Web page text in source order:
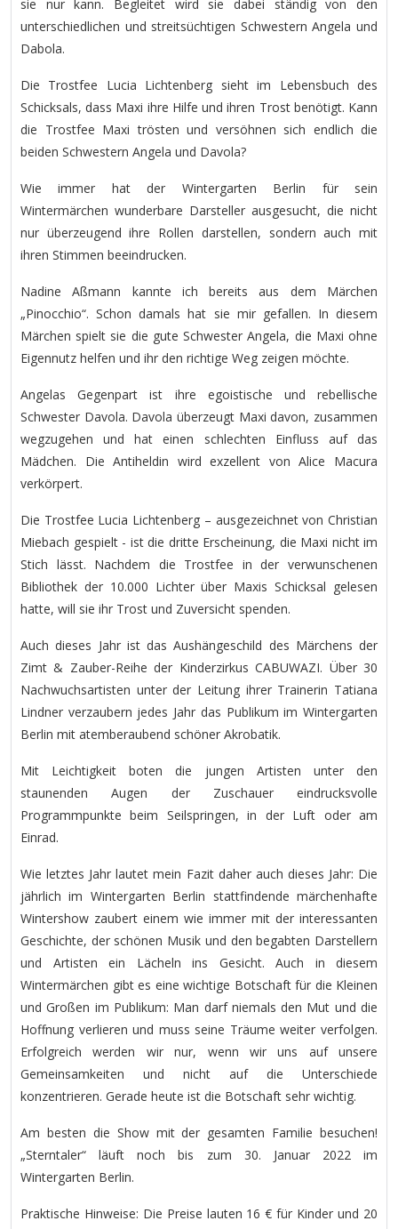
sie nur kann. Begleitet wird sie dabei ständig von den
unterschiedlichen und streitsüchtigen Schwestern Angela und
Dabola.
Die Trostfee Lucia Lichtenberg sieht im Lebensbuch des
Schicksals, dass Maxi ihre Hilfe und ihren Trost benötigt. Kann
die Trostfee Maxi trösten und versöhnen sich endlich die
beiden Schwestern Angela und Davola?
Wie immer hat der Wintergarten Berlin für sein
Wintermärchen wunderbare Darsteller ausgesucht, die nicht
nur überzeugend ihre Rollen darstellen, sondern auch mit
ihren Stimmen beeindrucken.
Nadine Aßmann kannte ich bereits aus dem Märchen
„Pinocchio“. Schon damals hat sie mir gefallen. In diesem
Märchen spielt sie die gute Schwester Angela, die Maxi ohne
Eigennutz helfen und ihr den richtige Weg zeigen möchte.
Angelas Gegenpart ist ihre egoistische und rebellische
Schwester Davola. Davola überzeugt Maxi davon, zusammen
wegzugehen und hat einen schlechten Einfluss auf das
Mädchen. Die Antiheldin wird exzellent von Alice Macura
verkörpert.
Die Trostfee Lucia Lichtenberg – ausgezeichnet von Christian
Miebach gespielt - ist die dritte Erscheinung, die Maxi nicht im
Stich lässt. Nachdem die Trostfee in der verwunschenen
Bibliothek der 10.000 Lichter über Maxis Schicksal gelesen
hatte, will sie ihr Trost und Zuversicht spenden.
Auch dieses Jahr ist das Aushängeschild des Märchens der
Zimt & Zauber-Reihe der Kinderzirkus CABUWAZI. Über 30
Nachwuchsartisten unter der Leitung ihrer Trainerin Tatiana
Lindner verzaubern jedes Jahr das Publikum im Wintergarten
Berlin mit atemberaubend schöner Akrobatik.
Mit Leichtigkeit boten die jungen Artisten unter den
staunenden Augen der Zuschauer eindrucksvolle
Programmpunkte beim Seilspringen, in der Luft oder am
Einrad.
Wie letztes Jahr lautet mein Fazit daher auch dieses Jahr: Die
jährlich im Wintergarten Berlin stattfindende märchenhafte
Wintershow zaubert einem wie immer mit der interessanten
Geschichte, der schönen Musik und den begabten Darstellern
und Artisten ein Lächeln ins Gesicht. Auch in diesem
Wintermärchen gibt es eine wichtige Botschaft für die Kleinen
und Großen im Publikum: Man darf niemals den Mut und die
Hoffnung verlieren und muss seine Träume weiter verfolgen.
Erfolgreich werden wir nur, wenn wir uns auf unsere
Gemeinsamkeiten und nicht auf die Unterschiede
konzentrieren. Gerade heute ist die Botschaft sehr wichtig.
Am besten die Show mit der gesamten Familie besuchen!
„Sterntaler“ läuft noch bis zum 30. Januar 2022 im
Wintergarten Berlin.
Praktische Hinweise: Die Preise lauten 16 € für Kinder und 20